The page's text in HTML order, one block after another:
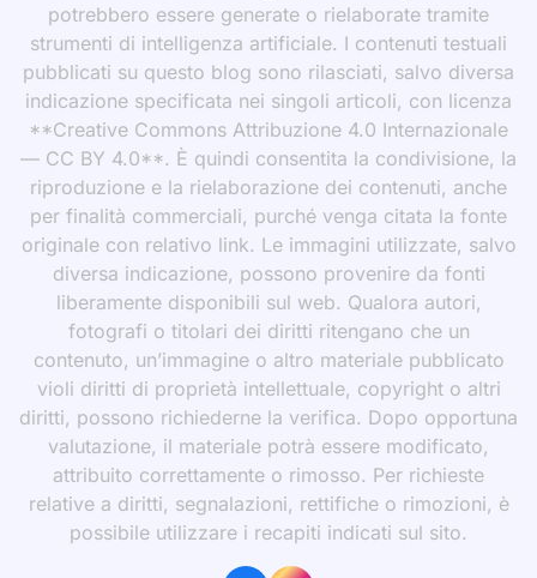
potrebbero essere generate o rielaborate tramite
strumenti di intelligenza artificiale. I contenuti testuali
pubblicati su questo blog sono rilasciati, salvo diversa
indicazione specificata nei singoli articoli, con licenza
**Creative Commons Attribuzione 4.0 Internazionale
— CC BY 4.0**. È quindi consentita la condivisione, la
riproduzione e la rielaborazione dei contenuti, anche
per finalità commerciali, purché venga citata la fonte
originale con relativo link. Le immagini utilizzate, salvo
diversa indicazione, possono provenire da fonti
liberamente disponibili sul web. Qualora autori,
fotografi o titolari dei diritti ritengano che un
contenuto, un’immagine o altro materiale pubblicato
violi diritti di proprietà intellettuale, copyright o altri
diritti, possono richiederne la verifica. Dopo opportuna
valutazione, il materiale potrà essere modificato,
attribuito correttamente o rimosso. Per richieste
relative a diritti, segnalazioni, rettifiche o rimozioni, è
possibile utilizzare i recapiti indicati sul sito.